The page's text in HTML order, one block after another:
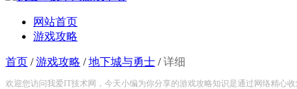
网站首页
游戏攻略
首页 /游戏攻略 /地下城与勇士 /详细
欢迎您访问我爱IT技术网，今天小编为你分享的游戏攻略知识是通过网络精心